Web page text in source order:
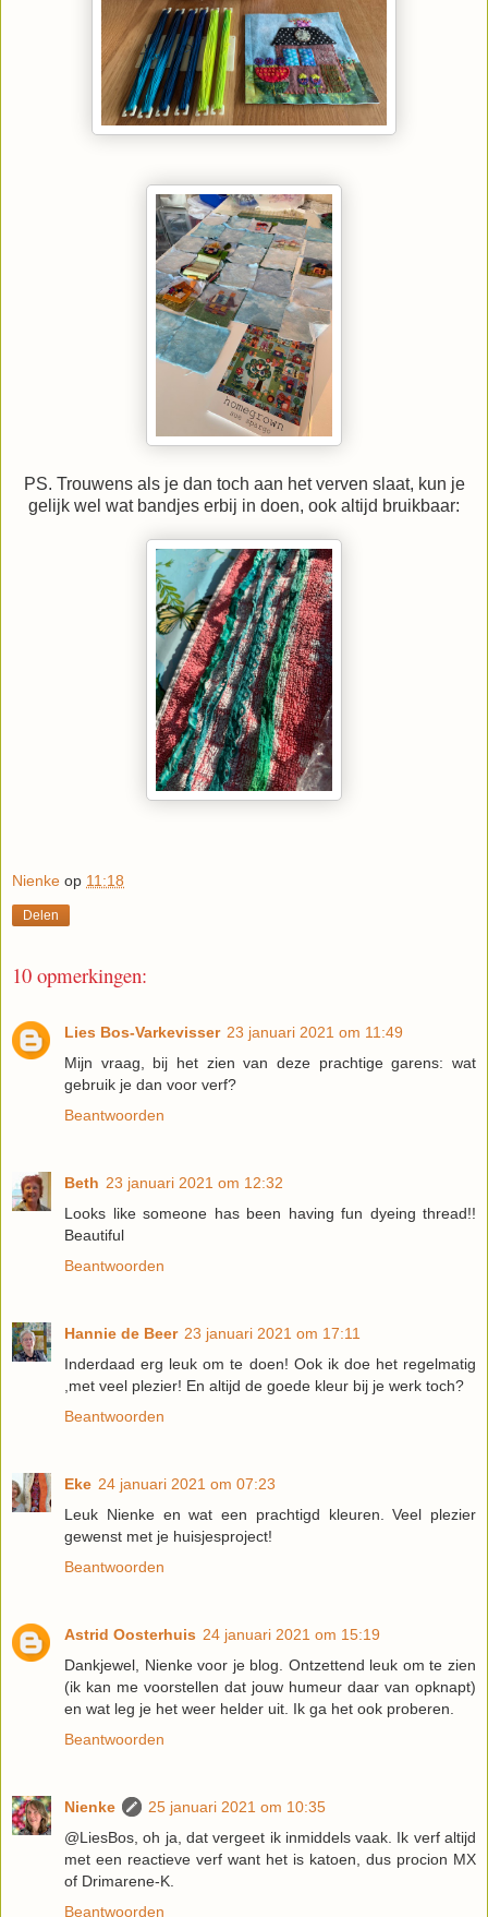
PS. Trouwens als je dan toch aan het verven slaat, kun je
gelijk wel wat bandjes erbij in doen, ook altijd bruikbaar:
Nienke op 11:18
Delen
10 opmerkingen:
Lies Bos-Varkevisser 23 januari 2021 om 11:49
Mijn vraag, bij het zien van deze prachtige garens: wat
gebruik je dan voor verf?
Beantwoorden
Beth 23 januari 2021 om 12:32
Looks like someone has been having fun dyeing thread!!
Beautiful
Beantwoorden
Hannie de Beer 23 januari 2021 om 17:11
Inderdaad erg leuk om te doen! Ook ik doe het regelmatig
,met veel plezier! En altijd de goede kleur bij je werk toch?
Beantwoorden
Eke 24 januari 2021 om 07:23
Leuk Nienke en wat een prachtigd kleuren. Veel plezier
gewenst met je huisjesproject!
Beantwoorden
Astrid Oosterhuis 24 januari 2021 om 15:19
Dankjewel, Nienke voor je blog. Ontzettend leuk om te zien
(ik kan me voorstellen dat jouw humeur daar van opknapt)
en wat leg je het weer helder uit. Ik ga het ook proberen.
Beantwoorden
Nienke
25 januari 2021 om 10:35
@LiesBos, oh ja, dat vergeet ik inmiddels vaak. Ik verf altijd
met een reactieve verf want het is katoen, dus procion MX
of Drimarene-K.
Beantwoorden